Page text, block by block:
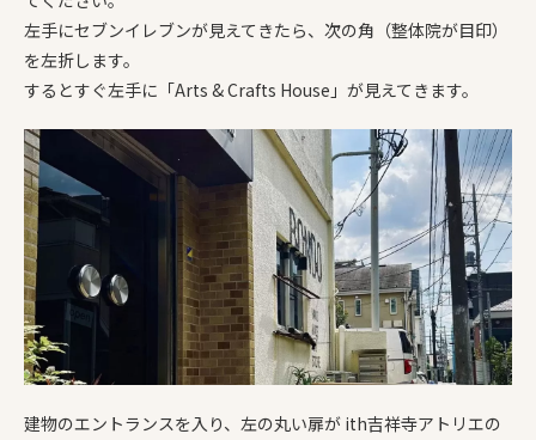
左手にセブンイレブンが見えてきたら、次の角（整体院が目印）
を左折します。
するとすぐ左手に「Arts & Crafts House」が見えてきます。
建物のエントランスを入り、左の丸い扉が ith吉祥寺アトリエの